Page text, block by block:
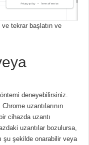
ve tekrar başlatın ve
deneyebilirsiniz.
uzantılarının
cihazda uzantı
uzantılar bozulursa,
şu şekilde onarabilir veya